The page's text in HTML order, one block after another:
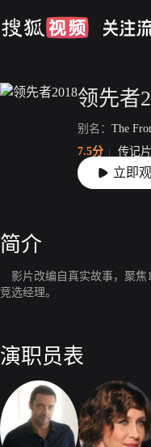
领先者
别名： The
7.5分
传记片
上映： 2018
立即
简介
影片改编自真实故事，聚焦
竞选经理。
演职员表